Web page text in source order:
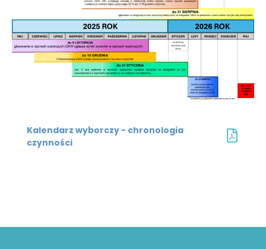
Kalendarz wyborczy - chronologia
czynności